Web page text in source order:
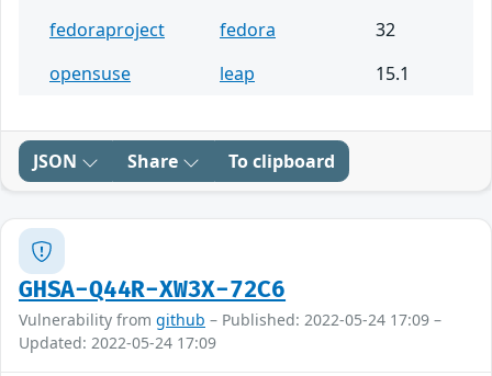
fedoraproject
fedora
32
opensuse
leap 15.1
JSON Share To clipboard
GHSA-Q44R-XW3X-72C6
Vulnerability from github – Published: 2022-05-24 17:09 –
Updated: 2022-05-24 17:09